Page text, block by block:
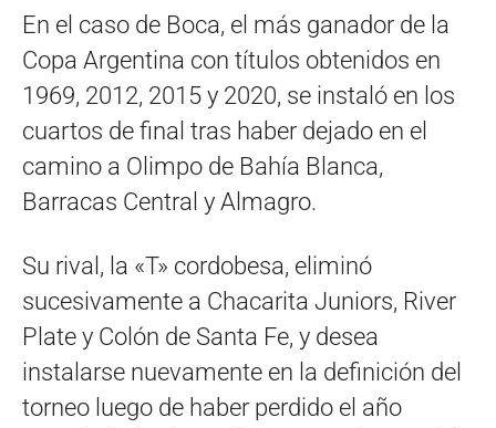
En el caso de Boca, el más ganador de la
Copa Argentina con títulos obtenidos en
1969, 2012, 2015 y 2020, se instaló en los
cuartos de final tras haber dejado en el
camino a Olimpo de Bahía Blanca,
Barracas Central y Almagro.
Su rival, la «T» cordobesa, eliminó
sucesivamente a Chacarita Juniors, River
Plate y Colón de Santa Fe, y desea
instalarse nuevamente en la definición del
torneo luego de haber perdido el año